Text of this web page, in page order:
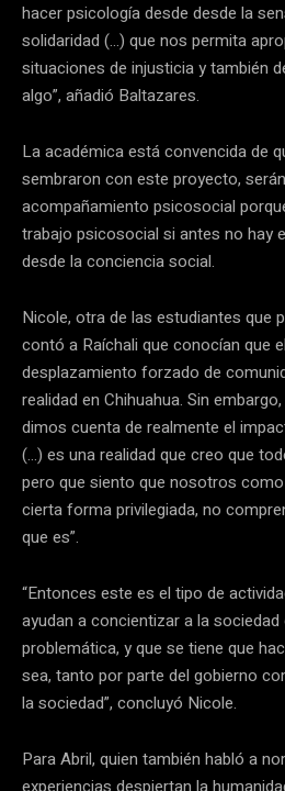
hacer psicología desde desde la
solidaridad (…) que nos permita
situaciones de injusticia y también
algo”, añadió Baltazares.
La académica está convencida de
sembraron con este proyecto,
acompañamiento psicosocial
trabajo psicosocial si antes no hay
desde la conciencia social.
Nicole, otra de las estudiantes que
contó a Raíchali que conocían que
desplazamiento forzado de
realidad en Chihuahua. Sin
dimos cuenta de realmente el
(…) es una realidad que creo que
pero que siento que nosotros
cierta forma privilegiada, no
que es”.
“Entonces este es el tipo de
ayudan a concientizar a la sociedad
problemática, y que se tiene que
sea, tanto por parte del gobierno
la sociedad”, concluyó Nicole.
Para Abril, quien también habló a